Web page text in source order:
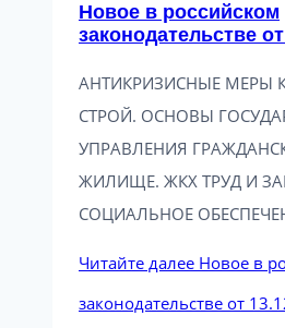
Новое в российском
законодательстве
АНТИКРИЗИСНЫЕ МЕРЫ
СТРОЙ. ОСНОВЫ
УПРАВЛЕНИЯ
ЖИЛИЩЕ. ЖКХ ТРУД И
СОЦИАЛЬНОЕ
Читайте далее Новое в
законодательстве от